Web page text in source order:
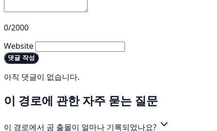
0/2000
Website
댓글 작성
아직 댓글이 없습니다.
이 경로에 관한 자주 묻는 질문
이 경로에서 곰 출몰이 얼마나 기록되었나요?